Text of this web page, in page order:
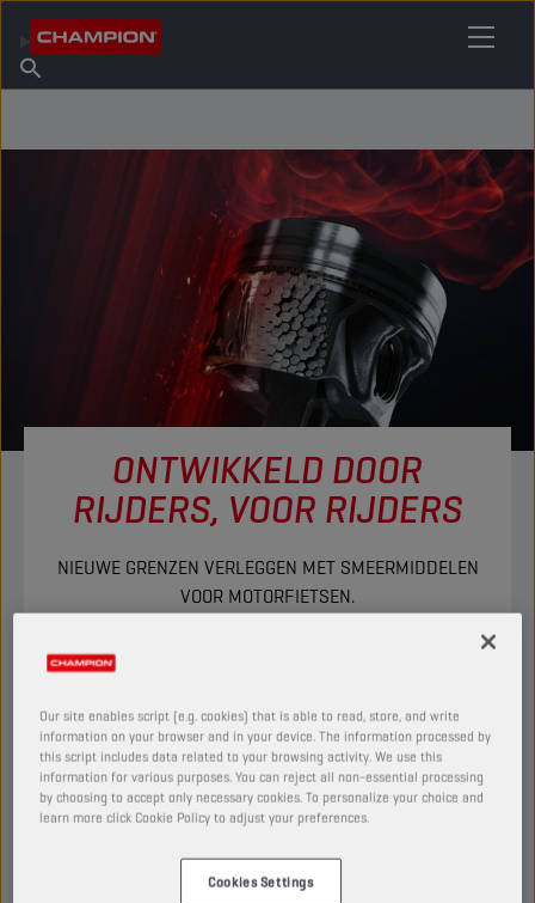
Over Champion
Vind een verkooppunt
ONTWIKKELD DOOR
RIJDERS, VOOR RIJDERS
NIEUWE GRENZEN VERLEGGEN MET SMEERMIDDELEN
VOOR MOTORFIETSEN.
TOT HET UITERSTE GETEST:
INTRODUCTIE VAN ESTER+
ADAPTIVE SHIELD
TECHNOLOGY
Onze passie voor rijden heeft ons geleid tot de
Our site enables script (e.g. cookies) that is able to read, store, and write
information on your browser and in your device. The information processed by
this script includes data related to your browsing activity. We use this
information for various purposes. You can reject all non-essential processing
by choosing to accept only necessary cookies. To personalize your choice and
learn more click Cookie Policy to adjust your preferences.
Cookies Settings